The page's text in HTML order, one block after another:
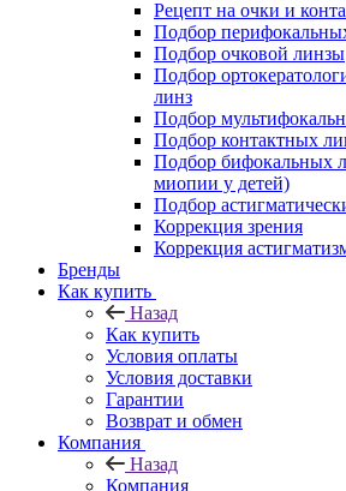
Рецепт на очки и
Подбор
Подбор очковой линзы
Подбор
линз
Подбор
Подбор контактных
Подбор бифокальных
миопии у детей)
Подбор
Коррекция зрения
Коррекция
Бренды
Как купить
Назад
Как купить
Условия оплаты
Условия доставки
Гарантии
Возврат и обмен
Компания
Назад
Компания